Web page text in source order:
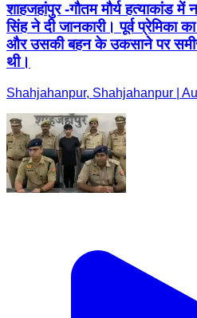
शाहजहांपुर -गौतम मौर्य हत्याकांड
सिंह ने दी जानकारी। पूर्व प्रेमिका
और उसकी बहन के उकसाने पर समीर
थी।
Shahjahanpur, Shahjahanpur |